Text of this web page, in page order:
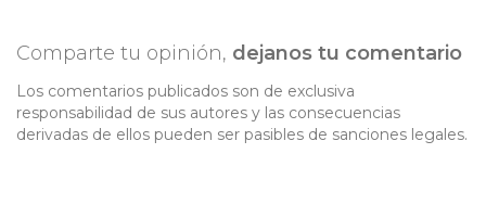
Comparte tu opinión, dejanos tu comentario
Los comentarios publicados son de exclusiva
responsabilidad de sus autores y las consecuencias
derivadas de ellos pueden ser pasibles de sanciones legales.